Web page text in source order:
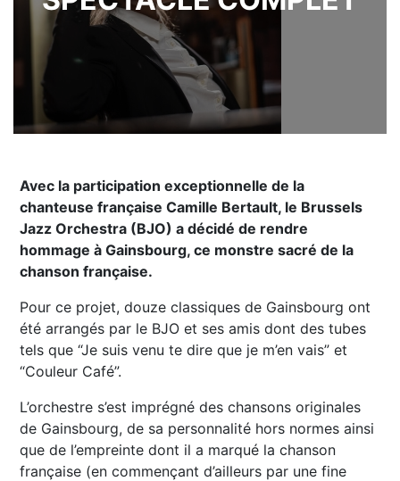
Avec la participation exceptionnelle de la
chanteuse française Camille Bertault, le Brussels
Jazz Orchestra (BJO) a décidé de rendre
hommage à Gainsbourg, ce monstre sacré de la
chanson française.
Pour ce projet, douze classiques de Gainsbourg ont
été arrangés par le BJO et ses amis dont des tubes
tels que “Je suis venu te dire que je m’en vais” et
“Couleur Café”.
L’orchestre s’est imprégné des chansons originales
de Gainsbourg, de sa personnalité hors normes ainsi
que de l’empreinte dont il a marqué la chanson
française (en commençant d’ailleurs par une fine